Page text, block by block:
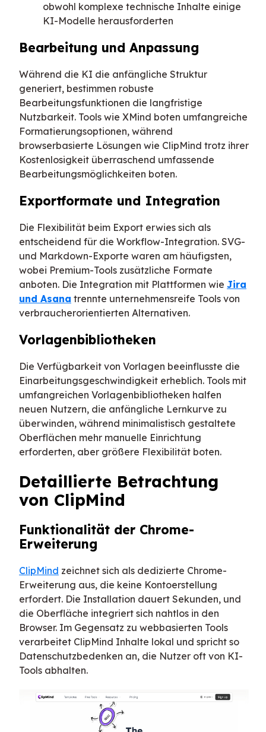
obwohl komplexe technische Inhalte einige
KI-Modelle herausforderten
Bearbeitung und Anpassung
Während die KI die anfängliche Struktur
generiert, bestimmen robuste
Bearbeitungsfunktionen die langfristige
Nutzbarkeit. Tools wie XMind boten umfangreiche
Formatierungsoptionen, während
browserbasierte Lösungen wie ClipMind trotz ihrer
Kostenlosigkeit überraschend umfassende
Bearbeitungsmöglichkeiten boten.
Exportformate und Integration
Die Flexibilität beim Export erwies sich als
entscheidend für die Workflow-Integration. SVG-
und Markdown-Exporte waren am häufigsten,
wobei Premium-Tools zusätzliche Formate
anboten. Die Integration mit Plattformen wie Jira
und Asana trennte unternehmensreife Tools von
verbraucherorientierten Alternativen.
Vorlagenbibliotheken
Die Verfügbarkeit von Vorlagen beeinflusste die
Einarbeitungsgeschwindigkeit erheblich. Tools mit
umfangreichen Vorlagenbibliotheken halfen
neuen Nutzern, die anfängliche Lernkurve zu
überwinden, während minimalistisch gestaltete
Oberflächen mehr manuelle Einrichtung
erforderten, aber größere Flexibilität boten.
Detaillierte Betrachtung
von ClipMind
Funktionalität der Chrome-
Erweiterung
ClipMind zeichnet sich als dedizierte Chrome-
Erweiterung aus, die keine Kontoerstellung
erfordert. Die Installation dauert Sekunden, und
die Oberfläche integriert sich nahtlos in den
Browser. Im Gegensatz zu webbasierten Tools
verarbeitet ClipMind Inhalte lokal und spricht so
Datenschutzbedenken an, die Nutzer oft von KI-
Tools abhalten.